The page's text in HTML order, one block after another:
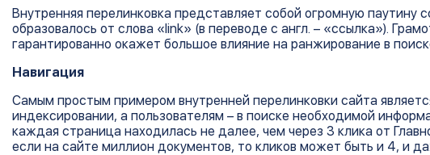
Внутренняя перелинковка представляет собой огромную
образовалось от слова «link» (в переводе с англ. – «ссылка»).
гарантированно окажет большое влияние на ранжирование в
Навигация
Самым простым примером внутренней перелинковки сайта
индексировании, а пользователям – в поиске необходимой
каждая страница находилась не далее, чем через 3 клика от
если на сайте миллион документов, то кликов может быть и 4, и